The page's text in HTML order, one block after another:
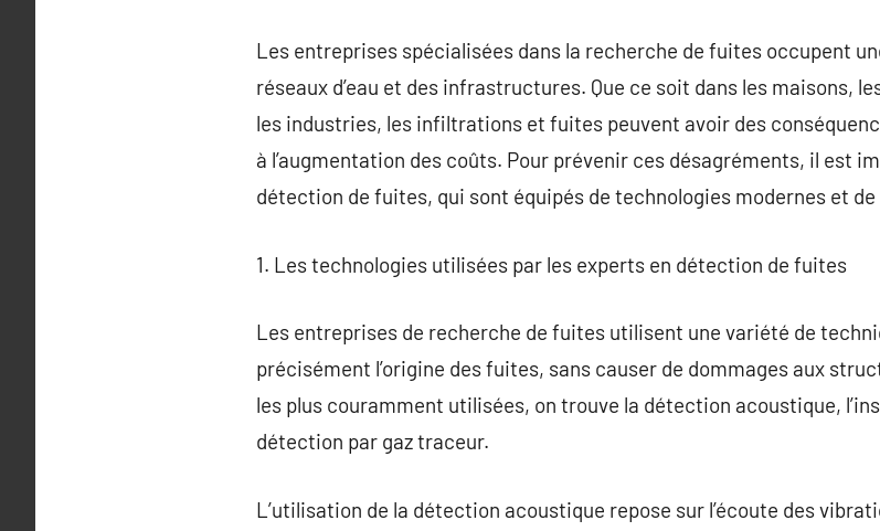
Les entreprises spécialisées dans la recherche de fuites occupent
réseaux d’eau et des infrastructures. Que ce soit dans les maisons,
les industries, les infiltrations et fuites peuvent avoir des
à l’augmentation des coûts. Pour prévenir ces désagréments, il est
détection de fuites, qui sont équipés de technologies modernes et
1. Les technologies utilisées par les experts en détection de fuites
Les entreprises de recherche de fuites utilisent une variété de
précisément l’origine des fuites, sans causer de dommages aux
les plus couramment utilisées, on trouve la détection acoustique,
détection par gaz traceur.
L’utilisation de la détection acoustique repose sur l’écoute des